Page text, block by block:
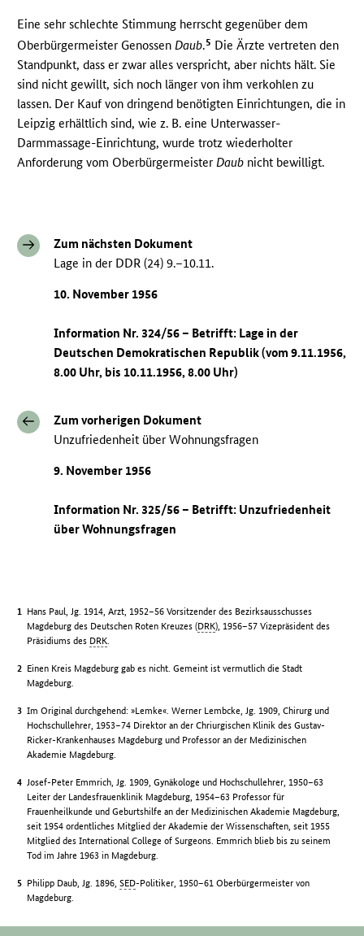
Eine sehr schlechte Stimmung herrscht gegenüber dem
Oberbürgermeister Genossen Daub.5 Die Ärzte vertreten den
Standpunkt, dass er zwar alles verspricht, aber nichts hält. Sie
sind nicht gewillt, sich noch länger von ihm verkohlen zu
lassen. Der Kauf von dringend benötigten Einrichtungen, die in
Leipzig erhältlich sind, wie z. B. eine Unterwasser-
Darmmassage-Einrichtung, wurde trotz wiederholter
Anforderung vom Oberbürgermeister Daub nicht bewilligt.
Zum nächsten Dokument
Lage in der DDR (24) 9.–10.11.
10. November 1956
Information Nr. 324/56 – Betrifft: Lage in der
Deutschen Demokratischen Republik (vom 9.11.1956,
8.00 Uhr, bis 10.11.1956, 8.00 Uhr)
Zum vorherigen Dokument
Unzufriedenheit über Wohnungsfragen
9. November 1956
Information Nr. 325/56 – Betrifft: Unzufriedenheit
über Wohnungsfragen
Hans Paul, Jg. 1914, Arzt, 1952–56 Vorsitzender des Bezirksausschusses
Magdeburg des Deutschen Roten Kreuzes (DRK), 1956–57 Vizepräsident des
Präsidiums des DRK.
Einen Kreis Magdeburg gab es nicht. Gemeint ist vermutlich die Stadt
Magdeburg.
Im Original durchgehend: »Lemke«. Werner Lembcke, Jg. 1909, Chirurg und
Hochschullehrer, 1953–74 Direktor an der Chriurgischen Klinik des Gustav-
Ricker-Krankenhauses Magdeburg und Professor an der Medizinischen
Akademie Magdeburg.
Josef-Peter Emmrich, Jg. 1909, Gynäkologe und Hochschullehrer, 1950–63
Leiter der Landesfrauenklinik Magdeburg, 1954–63 Professor für
Frauenheilkunde und Geburtshilfe an der Medizinischen Akademie Magdeburg,
seit 1954 ordentliches Mitglied der Akademie der Wissenschaften, seit 1955
Mitglied des International College of Surgeons. Emmrich blieb bis zu seinem
Tod im Jahre 1963 in Magdeburg.
Philipp Daub, Jg. 1896,SED-Politiker, 1950–61 Oberbürgermeister von
Magdeburg.